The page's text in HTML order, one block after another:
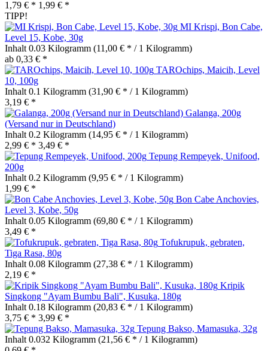
1,79 € * 1,99 € *
TIPP!
MI Krispi, Bon Cabe,
Level 15, Kobe, 30g
Inhalt 0.03 Kilogramm (11,00 € * / 1 Kilogramm)
ab 0,33 € *
TAROchips, Maicih, Level
10, 100g
Inhalt 0.1 Kilogramm (31,90 € * / 1 Kilogramm)
3,19 € *
Galanga, 200g
(Versand nur in Deutschland)
Inhalt 0.2 Kilogramm (14,95 € * / 1 Kilogramm)
2,99 € * 3,49 € *
Tepung Rempeyek, Unifood,
200g
Inhalt 0.2 Kilogramm (9,95 € * / 1 Kilogramm)
1,99 € *
Bon Cabe Anchovies,
Level 3, Kobe, 50g
Inhalt 0.05 Kilogramm (69,80 € * / 1 Kilogramm)
3,49 € *
Tofukrupuk, gebraten,
Tiga Rasa, 80g
Inhalt 0.08 Kilogramm (27,38 € * / 1 Kilogramm)
2,19 € *
Kripik
Singkong "Ayam Bumbu Bali", Kusuka, 180g
Inhalt 0.18 Kilogramm (20,83 € * / 1 Kilogramm)
3,75 € * 3,99 € *
Tepung Bakso, Mamasuka, 32g
Inhalt 0.032 Kilogramm (21,56 € * / 1 Kilogramm)